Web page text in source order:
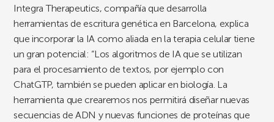
Integra Therapeutics, compañía que desarrolla
herramientas de escritura genética en Barcelona, explica
que incorporar la IA como aliada en la terapia celular tiene
un gran potencial: “Los algoritmos de IA que se utilizan
para el procesamiento de textos, por ejemplo con
ChatGTP, también se pueden aplicar en biología. La
herramienta que crearemos nos permitirá diseñar nuevas
secuencias de ADN y nuevas funciones de proteínas que